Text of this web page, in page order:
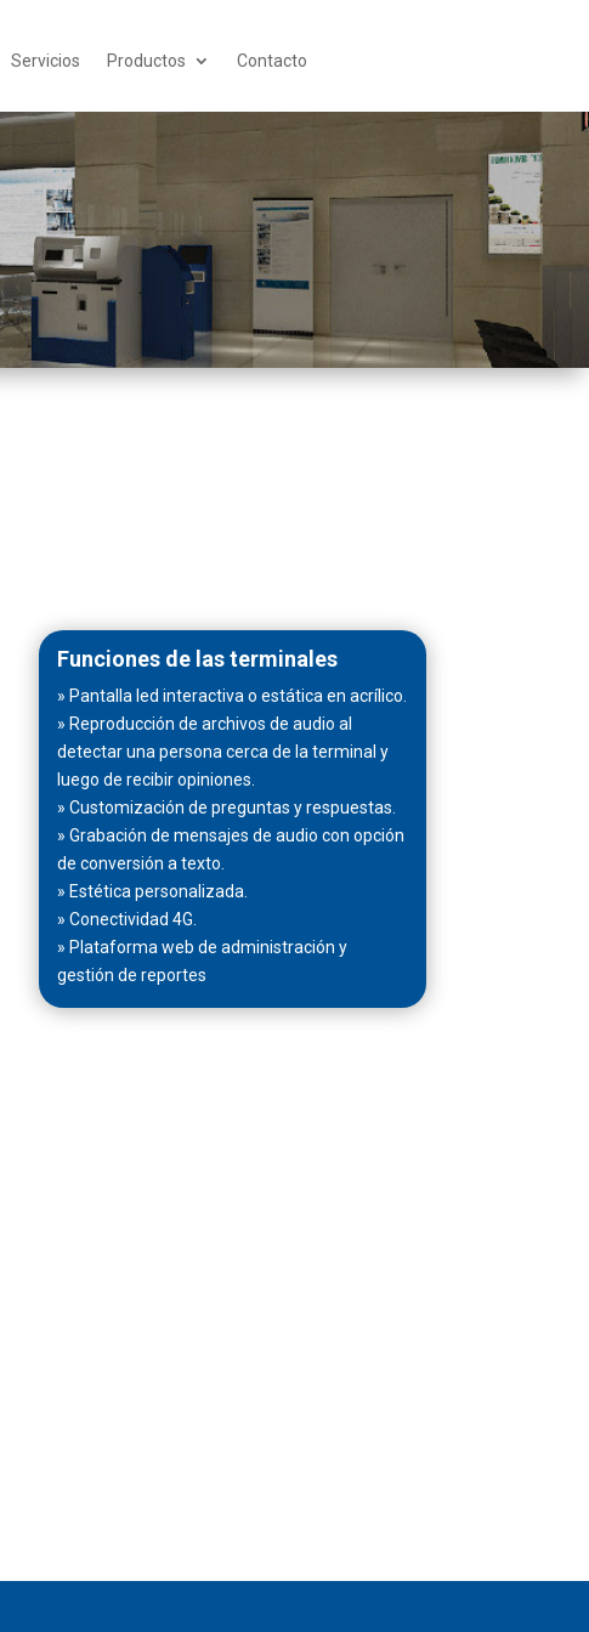
Servicios Productos Contacto
Funciones de las terminales
» Pantalla led interactiva o estática en acrílico.
» Reproducción de archivos de audio al
detectar una persona cerca de la terminal y
luego de recibir opiniones.
» Customización de preguntas y respuestas.
» Grabación de mensajes de audio con opción
de conversión a texto.
» Estética personalizada.
» Conectividad 4G.
» Plataforma web de administración y
gestión de reportes